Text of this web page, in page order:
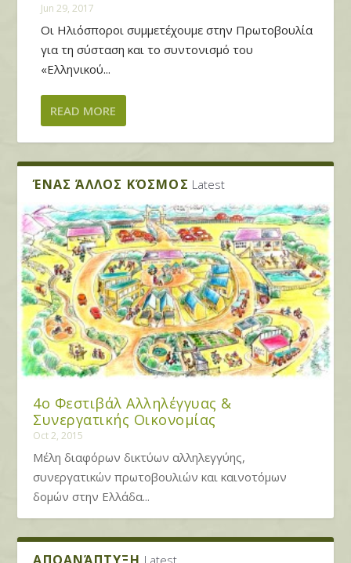
Jun 29, 2017
Οι Ηλιόσποροι συμμετέχουμε στην Πρωτοβουλία
για τη σύσταση και το συντονισμό του
«Ελληνικού...
READ MORE
ΈΝΑΣ ΆΛΛΟΣ ΚΌΣΜΟΣ Latest
4ο Φεστιβάλ Αλληλέγγυας &
Συνεργατικής Οικονομίας
Oct 2, 2015
Μέλη διαφόρων δικτύων αλληλεγγύης,
συνεργατικών πρωτοβουλιών και καινοτόμων
δομών στην Ελλάδα...
Latest